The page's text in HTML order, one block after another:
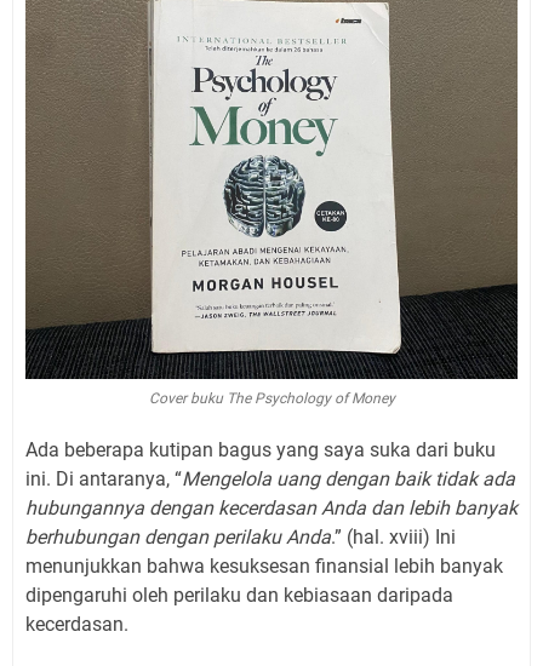
Cover buku The Psychology of Money
Ada beberapa kutipan bagus yang saya suka dari buku
ini. Di antaranya, “Mengelola uang dengan baik tidak ada
hubungannya dengan kecerdasan Anda dan lebih banyak
berhubungan dengan perilaku Anda.” (hal. xviii) Ini
menunjukkan bahwa kesuksesan finansial lebih banyak
dipengaruhi oleh perilaku dan kebiasaan daripada
kecerdasan.